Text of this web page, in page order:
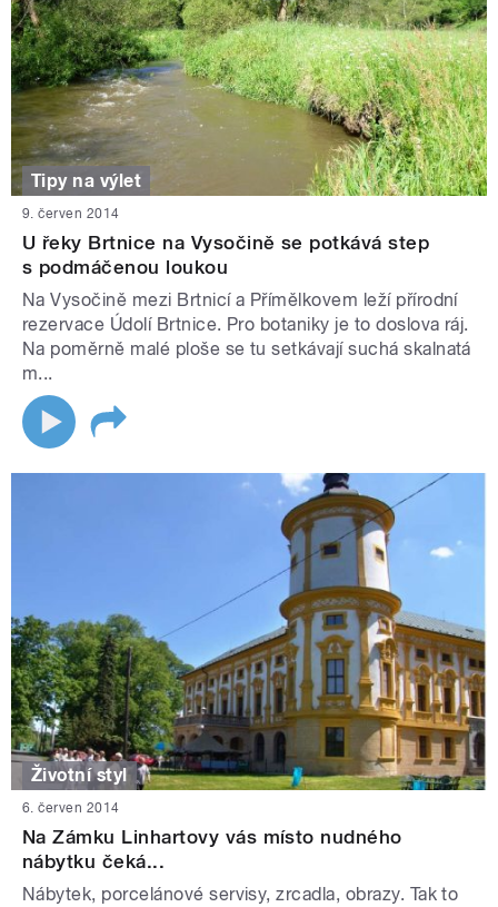
Tipy na výlet
9. červen 2014
U řeky Brtnice na Vysočině se potkává step
s podmáčenou loukou
Na Vysočině mezi Brtnicí a Přímělkovem leží přírodní
rezervace Údolí Brtnice. Pro botaniky je to doslova ráj.
Na poměrně malé ploše se tu setkávají suchá skalnatá
m...
Životní styl
6. červen 2014
Na Zámku Linhartovy vás místo nudného
nábytku čeká...
Nábytek, porcelánové servisy, zrcadla, obrazy. Tak to